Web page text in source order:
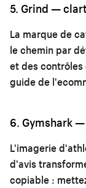
5. Grind —
La marque de
le chemin par
et des contrôles
guide de
6. Gymshark
L'imagerie
d'avis
copiable :